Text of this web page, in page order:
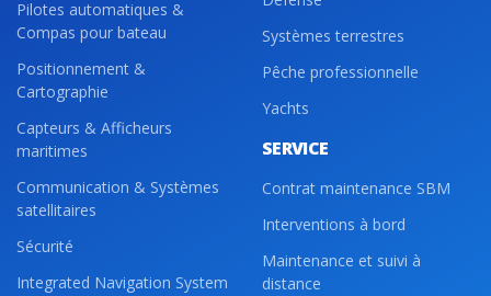
Pilotes automatiques &
Compas pour bateau
Positionnement &
Cartographie
Capteurs & Afficheurs
maritimes
Communication & Systèmes
satellitaires
Sécurité
Integrated Navigation System
Systèmes terrestres
Pêche professionnelle
Yachts
SERVICE
Contrat maintenance SBM
Interventions à bord
Maintenance et suivi à
distance